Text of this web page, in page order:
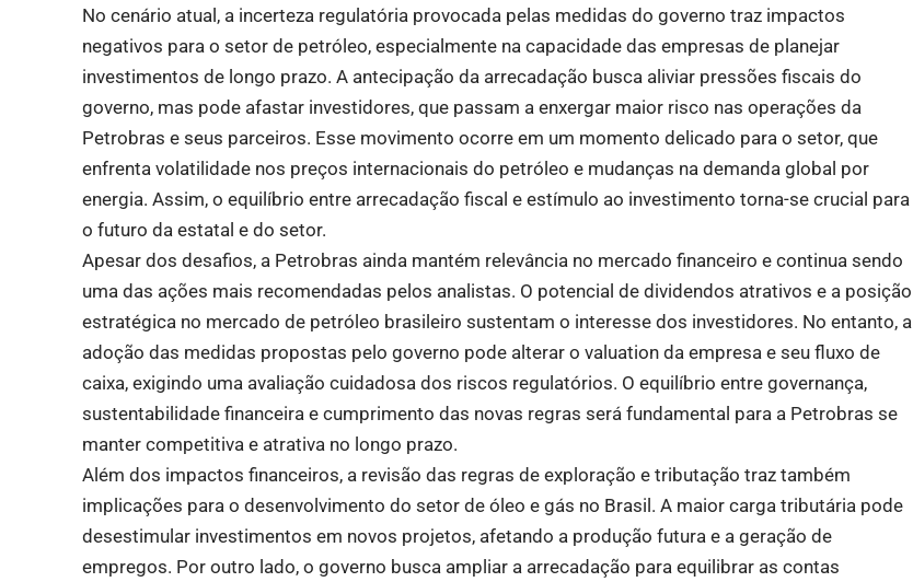
No cenário atual, a incerteza regulatória provocada pelas medidas do governo traz impactos
negativos para o setor de petróleo, especialmente na capacidade das empresas de planejar
investimentos de longo prazo. A antecipação da arrecadação busca aliviar pressões fiscais do
governo, mas pode afastar investidores, que passam a enxergar maior risco nas operações da
Petrobras e seus parceiros. Esse movimento ocorre em um momento delicado para o setor, que
enfrenta volatilidade nos preços internacionais do petróleo e mudanças na demanda global por
energia. Assim, o equilíbrio entre arrecadação fiscal e estímulo ao investimento torna-se crucial para
o futuro da estatal e do setor.
Apesar dos desafios, a Petrobras ainda mantém relevância no mercado financeiro e continua sendo
uma das ações mais recomendadas pelos analistas. O potencial de dividendos atrativos e a posição
estratégica no mercado de petróleo brasileiro sustentam o interesse dos investidores. No entanto, a
adoção das medidas propostas pelo governo pode alterar o valuation da empresa e seu fluxo de
caixa, exigindo uma avaliação cuidadosa dos riscos regulatórios. O equilíbrio entre governança,
sustentabilidade financeira e cumprimento das novas regras será fundamental para a Petrobras se
manter competitiva e atrativa no longo prazo.
Além dos impactos financeiros, a revisão das regras de exploração e tributação traz também
implicações para o desenvolvimento do setor de óleo e gás no Brasil. A maior carga tributária pode
desestimular investimentos em novos projetos, afetando a produção futura e a geração de
empregos. Por outro lado, o governo busca ampliar a arrecadação para equilibrar as contas